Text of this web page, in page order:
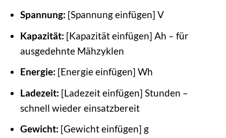
Spannung: [Spannung einfügen] V
Kapazität: [Kapazität einfügen] Ah – für
ausgedehnte Mähzyklen
Energie: [Energie einfügen] Wh
Ladezeit: [Ladezeit einfügen] Stunden –
schnell wieder einsatzbereit
Gewicht: [Gewicht einfügen] g